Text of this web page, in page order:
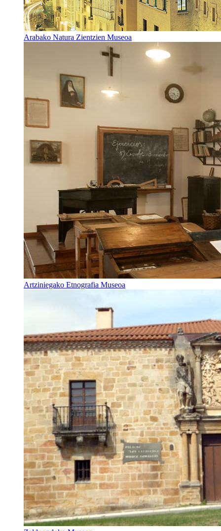
Arabako Natura Zientzien Museoa
Artziniegako Etnografia Museoa